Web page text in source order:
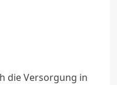
die Versorgung in